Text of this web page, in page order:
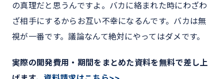
の真理だと思うんですよ。バカに絡まれた時にわざわ
ざ相手にするからお互い不幸になるんです。バカは無
視が一番です。議論なんて絶対にやってはダメです。
実際の開発費用・期間をまとめた資料を無料で差し上